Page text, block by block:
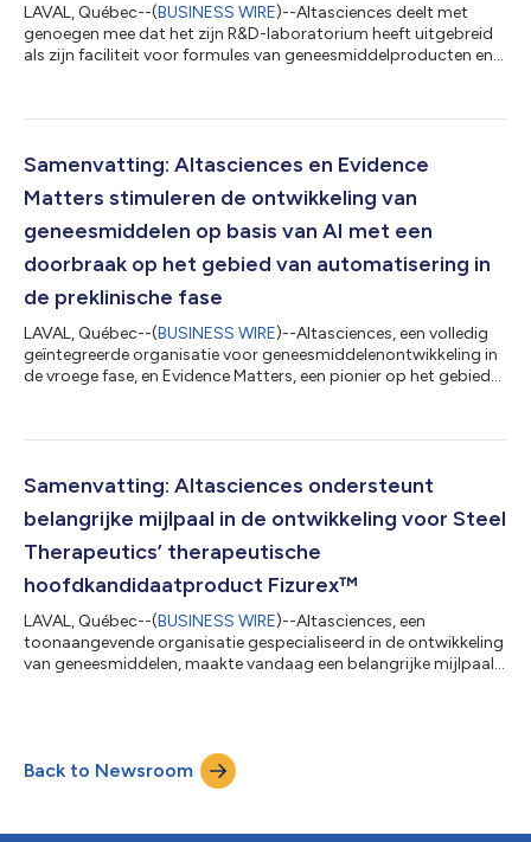
LAVAL, Québec--(BUSINESS WIRE)--Altasciences deelt met
genoegen mee dat het zijn R&D-laboratorium heeft uitgebreid
als zijn faciliteit voor formules van geneesmiddelproducten en
laboratoriumruimte. De uitbreiding brengt de ontwikkeling van
Deze geïntegreerde configuratie is bedoeld om het nemen van
beslissingen te versnellen,...
Samenvatting: Altasciences en Evidence
Matters stimuleren de ontwikkeling van
geneesmiddelen op basis van AI met een
doorbraak op het gebied van automatisering in
de preklinische fase
LAVAL, Québec--(BUSINESS WIRE)--Altasciences, een volledig
geïntegreerde organisatie voor geneesmiddelenontwikkeling in
de vroege fase, en Evidence Matters, een pionier op het gebied
("RegFlow") aan te kondigen. Deze volgt op de aankondiging
augustus 2025. Het POC toonde aan dat de door AI
gerealiseerde efficiëntieverbeterin...
Samenvatting: Altasciences ondersteunt
belangrijke mijlpaal in de ontwikkeling voor Steel
Therapeutics’ therapeutische
hoofdkandidaatproduct Fizurex™
LAVAL, Québec--(BUSINESS WIRE)--Altasciences, een
toonaangevende organisatie gespecialiseerd in de ontwikkeling
van geneesmiddelen, maakte vandaag een belangrijke mijlpaal
anale kloven. De succesvolle voltooiing van de studie speelt een
belangrijke rol in de vorderingen van Fizurex™ naar proeven die
voor het eerst bij mensen worden...
Back to Newsroom